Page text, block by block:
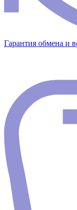
Гарантия обмена и